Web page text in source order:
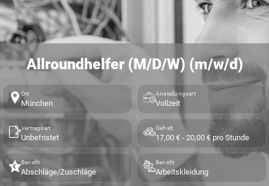
Allroundhelfer (M/D/W) (m/w/d)
Ort
München
Anstellungsart
Vollzeit
Vertragsart
Unbefristet
Gehalt
17,00 € - 20,00 € pro Stunde
Benefit
Abschläge/Zuschläge
Benefit
Arbeitskleidung